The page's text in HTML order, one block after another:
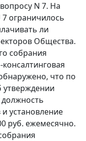
N 7. На
ограничилось
ли
Общества.
собрания
что по
утверждении
установление
руб. ежемесячно.